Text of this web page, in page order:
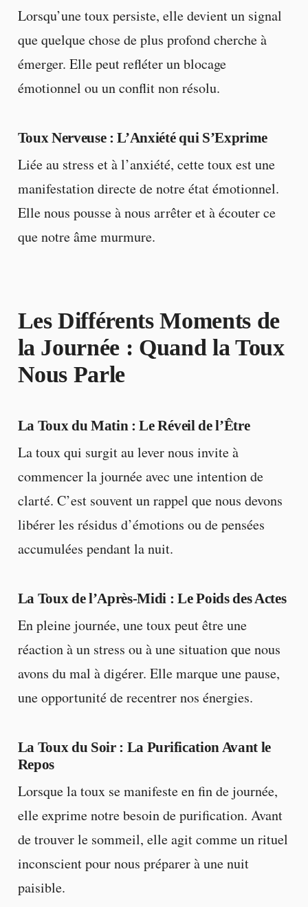
Lorsqu’une toux persiste, elle devient un signal
que quelque chose de plus profond cherche à
émerger. Elle peut refléter un blocage
émotionnel ou un conflit non résolu.
Toux Nerveuse : L’Anxiété qui S’Exprime
Liée au stress et à l’anxiété, cette toux est une
manifestation directe de notre état émotionnel.
Elle nous pousse à nous arrêter et à écouter ce
que notre âme murmure.
Les Différents Moments de
la Journée : Quand la Toux
Nous Parle
La Toux du Matin : Le Réveil de l’Être
La toux qui surgit au lever nous invite à
commencer la journée avec une intention de
clarté. C’est souvent un rappel que nous devons
libérer les résidus d’émotions ou de pensées
accumulées pendant la nuit.
La Toux de l’Après-Midi : Le Poids des Actes
En pleine journée, une toux peut être une
réaction à un stress ou à une situation que nous
avons du mal à digérer. Elle marque une pause,
une opportunité de recentrer nos énergies.
La Toux du Soir : La Purification Avant le
Repos
Lorsque la toux se manifeste en fin de journée,
elle exprime notre besoin de purification. Avant
de trouver le sommeil, elle agit comme un rituel
inconscient pour nous préparer à une nuit
paisible.